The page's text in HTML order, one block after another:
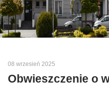
08 wrzesień 2025
Obwieszczenie o